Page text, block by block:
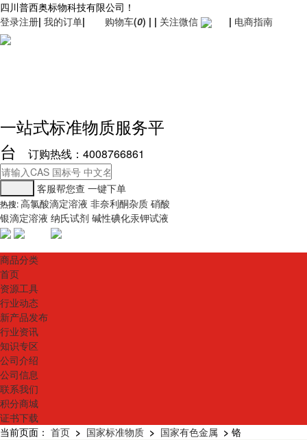
四川普西奥标物科技有限公司！
登录注册| 我的订单| 购物车(0) | | 关注微信 | 电商指南
一站式标准物质服务平
台
订购热线：4008766861
客服帮您查 一键下单
热搜:高氯酸滴定溶液 非奈利酮杂质 硝酸
银滴定溶液 纳氏试剂 碱性碘化汞钾试液
商品分类
首页
资源工具
行业动态
新产品发布
行业资讯
知识专区
公司介绍
公司信息
联系我们
积分商城
证书下载
当前页面： 首页 > 国家标准物质 > 国家有色金属 > 铬